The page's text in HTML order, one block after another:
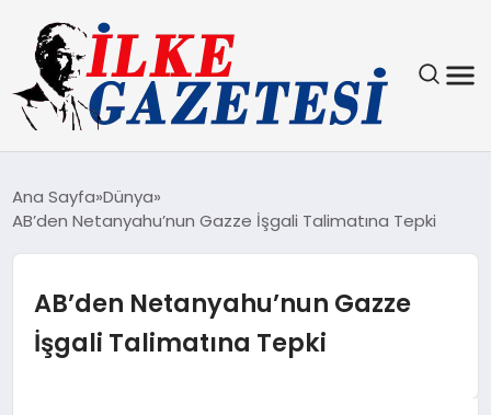
SPOR
SAĞLIK
Ana Sayfa Dünya
AB’den Netanyahu’nun Gazze İşgali Talimatına Tepki
AB’den Netanyahu’nun Gazze
İşgali Talimatına Tepki